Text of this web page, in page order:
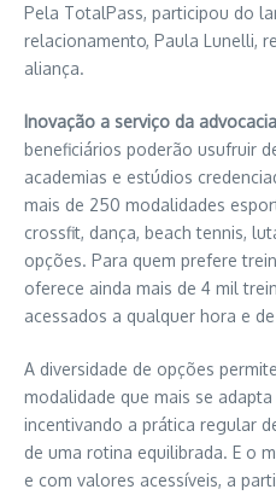
Pela TotalPass, participou do
relacionamento, Paula Lunelli,
aliança.
Inovação a serviço da advocacia
beneficiários poderão usufruir
academias e estúdios
mais de 250 modalidades
crossfit, dança, beach tennis,
opções. Para quem prefere
oferece ainda mais de 4 mil
acessados a qualquer hora e
A diversidade de opções
modalidade que mais se
incentivando a prática regular
de uma rotina equilibrada. E o
e com valores acessíveis, a